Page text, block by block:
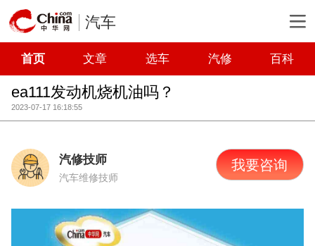
汽车
首页 文章 选车 汽修 百科
ea111发动机烧机油吗？
2023-07-17 16:18:55
汽修技师
汽车维修技师
我要咨询